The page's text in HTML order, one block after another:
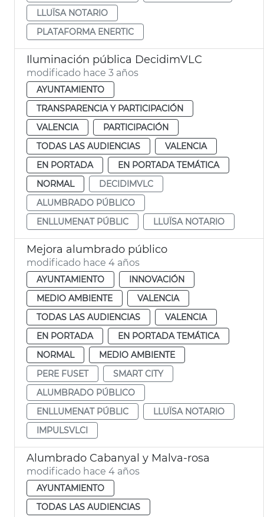
LLUÏSA NOTARIO
PLATAFORMA ENERTIC
Iluminación pública DecidimVLC
modificado hace 3 años
AYUNTAMIENTO
TRANSPARENCIA Y PARTICIPACIÓN
VALENCIA
PARTICIPACIÓN
TODAS LAS AUDIENCIAS
VALENCIA
EN PORTADA
EN PORTADA TEMÁTICA
NORMAL
DECIDIMVLC
ALUMBRADO PÚBLICO
ENLLUMENAT PÚBLIC
LLUÏSA NOTARIO
Mejora alumbrado público
modificado hace 4 años
AYUNTAMIENTO
INNOVACIÓN
MEDIO AMBIENTE
VALENCIA
TODAS LAS AUDIENCIAS
VALENCIA
EN PORTADA
EN PORTADA TEMÁTICA
NORMAL
MEDIO AMBIENTE
PERE FUSET
SMART CITY
ALUMBRADO PÚBLICO
ENLLUMENAT PÚBLIC
LLUÏSA NOTARIO
IMPULSVLCI
Alumbrado Cabanyal y Malva-rosa
modificado hace 4 años
AYUNTAMIENTO
TODAS LAS AUDIENCIAS